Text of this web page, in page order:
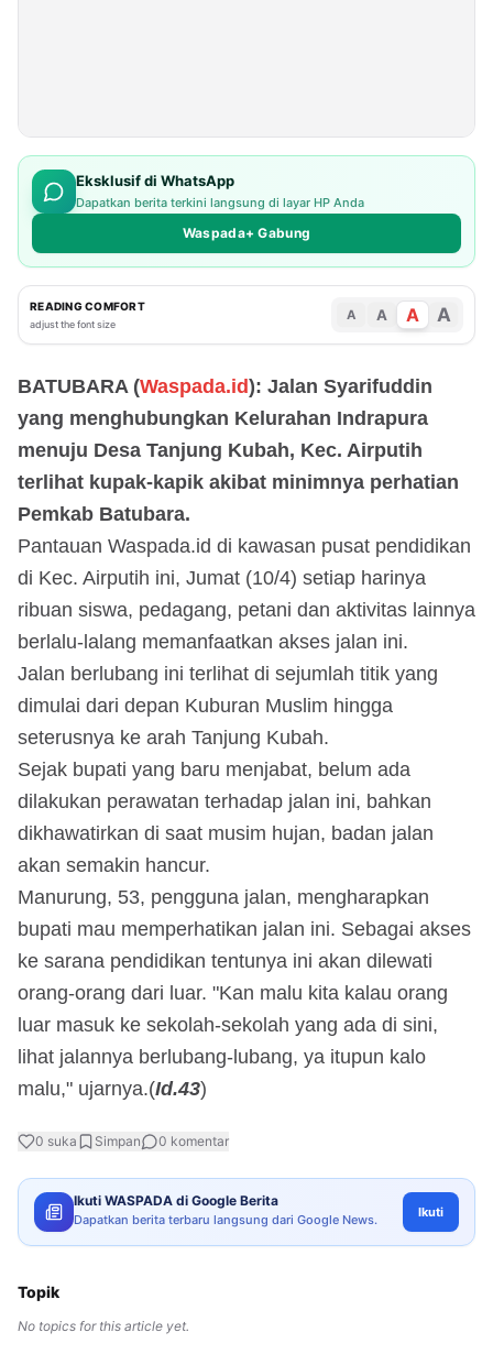
Eksklusif di WhatsApp
Dapatkan berita terkini langsung di layar HP Anda
Waspada+ Gabung
READING COMFORT
adjust the font size
A A A A
BATUBARA (Waspada.id): Jalan Syarifuddin
yang menghubungkan Kelurahan Indrapura
menuju Desa Tanjung Kubah, Kec. Airputih
terlihat kupak-kapik akibat minimnya perhatian
Pemkab Batubara.
Pantauan Waspada.id di kawasan pusat pendidikan
di Kec. Airputih ini, Jumat (10/4) setiap harinya
ribuan siswa, pedagang, petani dan aktivitas lainnya
berlalu-lalang memanfaatkan akses jalan ini.
Jalan berlubang ini terlihat di sejumlah titik yang
dimulai dari depan Kuburan Muslim hingga
seterusnya ke arah Tanjung Kubah.
Sejak bupati yang baru menjabat, belum ada
dilakukan perawatan terhadap jalan ini, bahkan
dikhawatirkan di saat musim hujan, badan jalan
akan semakin hancur.
Manurung, 53, pengguna jalan, mengharapkan
bupati mau memperhatikan jalan ini. Sebagai akses
ke sarana pendidikan tentunya ini akan dilewati
orang-orang dari luar. "Kan malu kita kalau orang
luar masuk ke sekolah-sekolah yang ada di sini,
lihat jalannya berlubang-lubang, ya itupun kalo
malu," ujarnya.(Id.43)
0 suka Simpan 0 komentar
Ikuti WASPADA di Google Berita
Dapatkan berita terbaru langsung dari Google News. Ikuti
Topik
No topics for this article yet.